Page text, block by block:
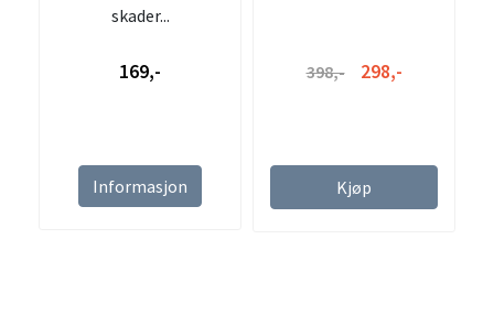
skader...
169,-
Informasjon
398,- 298,-
Kjøp